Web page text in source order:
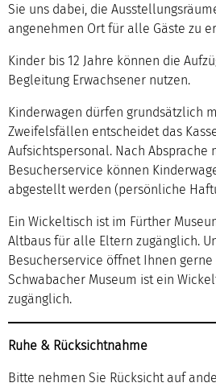
Sie uns dabei, die
angenehmen Ort für alle Gäste zu
Kinder bis 12 Jahre können die
Begleitung Erwachsener nutzen.
Kinderwagen dürfen grundsätzlich
Zweifelsfällen entscheidet das
Aufsichtspersonal. Nach Absprache
Besucherservice können
abgestellt werden (persönliche
Ein Wickeltisch ist im Fürther
Altbaus für alle Eltern zugänglich.
Besucherservice öffnet Ihnen gerne
Schwabacher Museum ist ein
zugänglich.
Ruhe & Rücksichtnahme
Bitte nehmen Sie Rücksicht auf